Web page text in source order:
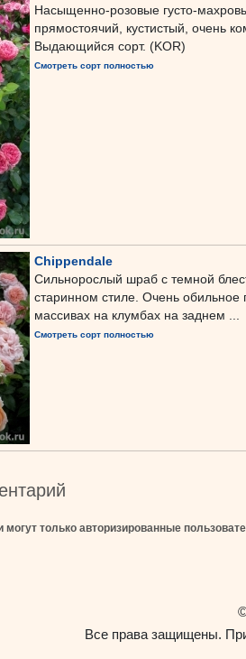
Насыщенно-розовые густо-
прямостоячий, кустистый, очень
Выдающийся сорт. (KOR)
Смотреть сорт полностью
Chippendale
Сильнорослый шраб с темной
старинном стиле. Очень обильное
массивах на клумбах на заднем ...
Смотреть сорт полностью
только авторизированные
Все права защищены.